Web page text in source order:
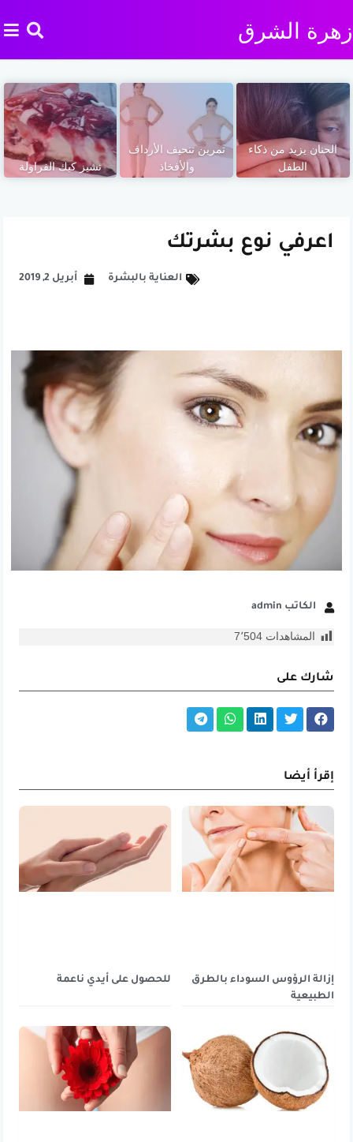
زهرة الشرق
الحنان يزيد من ذكاء
الطفل
تمرين تنحيف الأرداف
والأفخاذ
تشيز كيك الفراولة
اعرفي نوع بشرتك
العناية بالبشرة أبريل 2, 2019
الكاتب admin
المشاهدات 7٬504
شارك على
إقرأ أيضا
إزالة الرؤوس السوداء بالطرق
الطبيعية
للحصول على أيدي ناعمة